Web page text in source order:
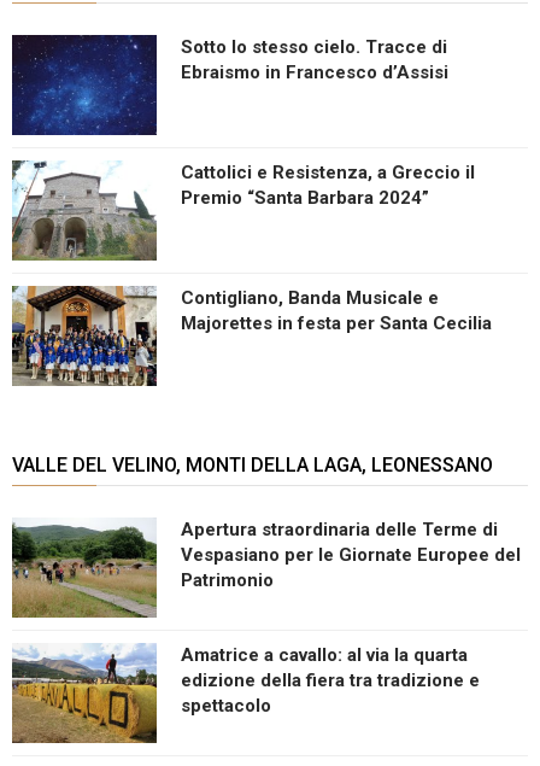
Sotto lo stesso cielo. Tracce di
Ebraismo in Francesco d’Assisi
Cattolici e Resistenza, a Greccio il
Premio “Santa Barbara 2024”
Contigliano, Banda Musicale e
Majorettes in festa per Santa Cecilia
VALLE DEL VELINO, MONTI DELLA LAGA, LEONESSANO
Apertura straordinaria delle Terme di
Vespasiano per le Giornate Europee del
Patrimonio
Amatrice a cavallo: al via la quarta
edizione della fiera tra tradizione e
spettacolo